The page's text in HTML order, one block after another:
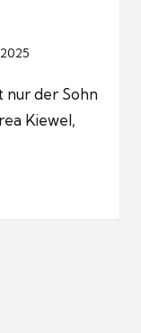
nur der Sohn
Kiewel,